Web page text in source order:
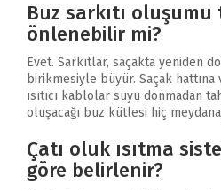
Buz sarkıtı oluşumu
önlenebilir mi?
Evet. Sarkıtlar, saçakta yeniden
birikmesiyle büyür. Saçak
ısıtıcı kablolar suyu donmadan
oluşacağı buz kütlesi hiç
Çatı oluk ısıtma
göre belirlenir?